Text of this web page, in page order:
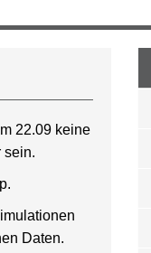
22.09 keine
sein.
Daten.